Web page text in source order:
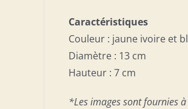
Caractéristiques
Couleur : jaune ivoire et
Diamètre : 13 cm
Hauteur : 7 cm
*Les images sont fournies